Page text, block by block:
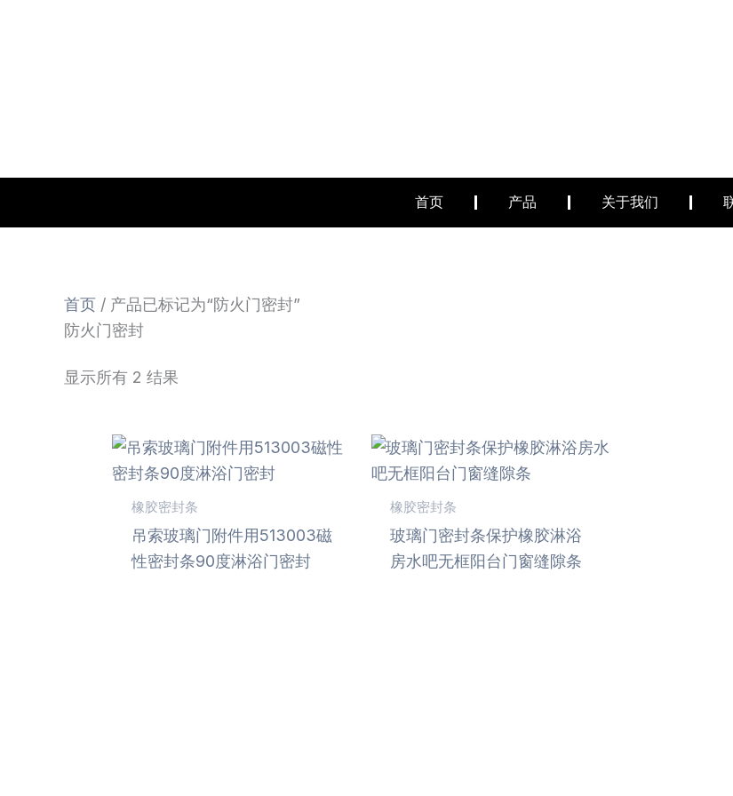
首页 产品 关于我们
首页 / 产品已标记为“防火门密封”
防火门密封
显示所有 2 结果
橡胶密封条
吊索玻璃门附件用513003磁
性密封条90度淋浴门密封
橡胶密封条
玻璃门密封条保护橡胶淋浴
房水吧无框阳台门窗缝隙条